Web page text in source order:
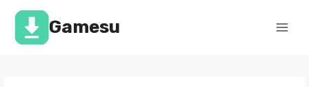
Перейти
содержимомуGamesu